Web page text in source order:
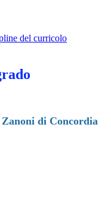
del curricolo
Zanoni di Concordia